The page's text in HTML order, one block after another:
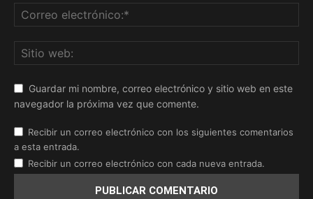
Guardar mi nombre, correo electrónico y sitio web en este
navegador la próxima vez que comente.
Recibir un correo electrónico con los siguientes comentarios
a esta entrada.
Recibir un correo electrónico con cada nueva entrada.